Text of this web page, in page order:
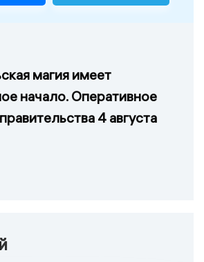
магия имеет
начало. Оперативное
4 августа